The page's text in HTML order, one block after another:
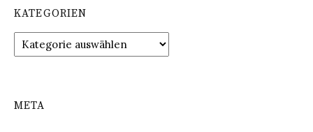
KATEGORIEN
Kategorien
META